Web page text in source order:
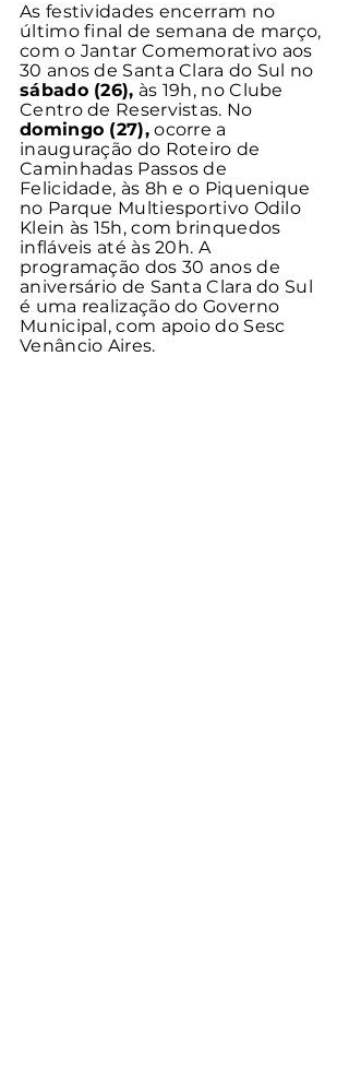
As festividades encerram no
último final de semana de março,
com o Jantar Comemorativo aos
30 anos de Santa Clara do Sul no
sábado (26), às 19h, no Clube
Centro de Reservistas. No
domingo (27), ocorre a
inauguração do Roteiro de
Caminhadas Passos de
Felicidade, às 8h e o Piquenique
no Parque Multiesportivo Odilo
Klein às 15h, com brinquedos
infláveis até às 20h. A
programação dos 30 anos de
aniversário de Santa Clara do Sul
é uma realização do Governo
Municipal, com apoio do Sesc
Venâncio Aires.